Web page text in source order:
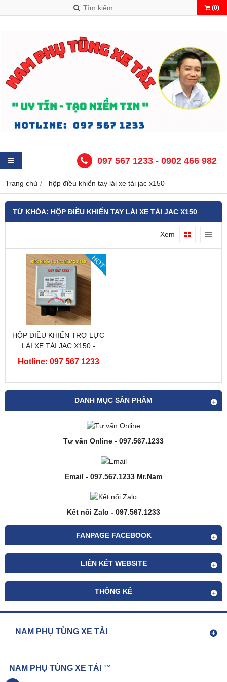
(0)
097 567 1233 - 0902 466 982
Trang chủ hộp điều khiển tay lái xe tải jac x150
DANH MỤC SẢN PHẨM
Tư vấn Online - 097.567.1233
Email - 097.567.1233 Mr.Nam
Kết nối Zalo - 097.567.1233
FANPAGE FACEBOOK
LIÊN KẾT WEBSITE
THỐNG KÊ
TỪ KHÓA: HỘP ĐIỀU KHIỂN TAY LÁI XE TẢI JAC X150
Xem
HOT
HỘP ĐIỀU KHIỂN TRỢ LỰC
LÁI XE TẢI JAC X150 -
Hotline: 097 567 1233
NAM PHỤ TÙNG XE TẢI
NAM PHỤ TÙNG XE TẢI ™